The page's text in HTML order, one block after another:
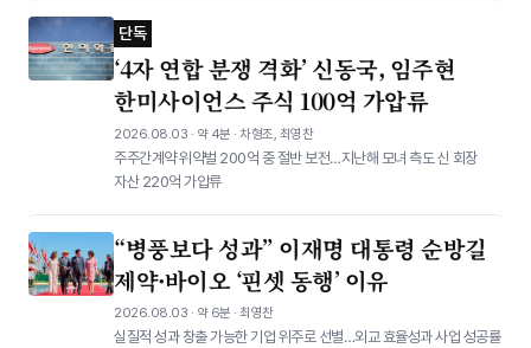
단독
‘4자 연합 분쟁 격화’ 신동국, 임주현
한미사이언스 주식 100억 가압류
2026.08.03 · 약 4분 · 차형조, 최영찬
주주간계약 위약벌 200억 중 절반 보전…지난해 모녀 측도 신 회장
자산 220억 가압류
“병풍보다 성과” 이재명 대통령 순방길
제약·바이오 ‘핀셋 동행’ 이유
2026.08.03 · 약 6분 · 최영찬
실질적 성과 창출 가능한 기업 위주로 선별…외교 효율성과 사업 성공률